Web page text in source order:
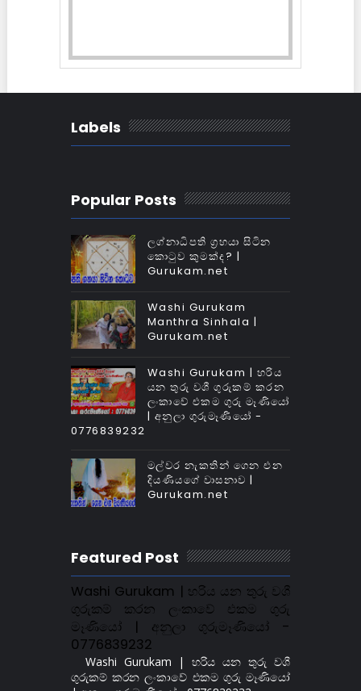
Labels
Popular Posts
ලග්නාධිපති ග්‍රහයා සිටින
කොටුව කුමක්‌ද? |
Gurukam.net
Washi Gurukam
Manthra Sinhala |
Gurukam.net
Washi Gurukam | හරිය
යන තුරු වශී ගුරුකම් කරන
ලංකාවේ එකම ගුරු මෑණියෝ
| අනුලා ගුරුමෑණියෝ -
0776839232
මල්වර නැකතින් ගෙන එන
දියණියගේ වාසනාව |
Gurukam.net
Featured Post
Washi Gurukam | හරිය යන තුරු වශී
ගුරුකම් කරන ලංකාවේ එකම ගුරු
මෑණියෝ | අනුලා ගුරුමෑණියෝ -
0776839232
Washi Gurukam | හරිය යන තුරු වශී
ගුරුකම් කරන ලංකාවේ එකම ගුරු මෑණියෝ